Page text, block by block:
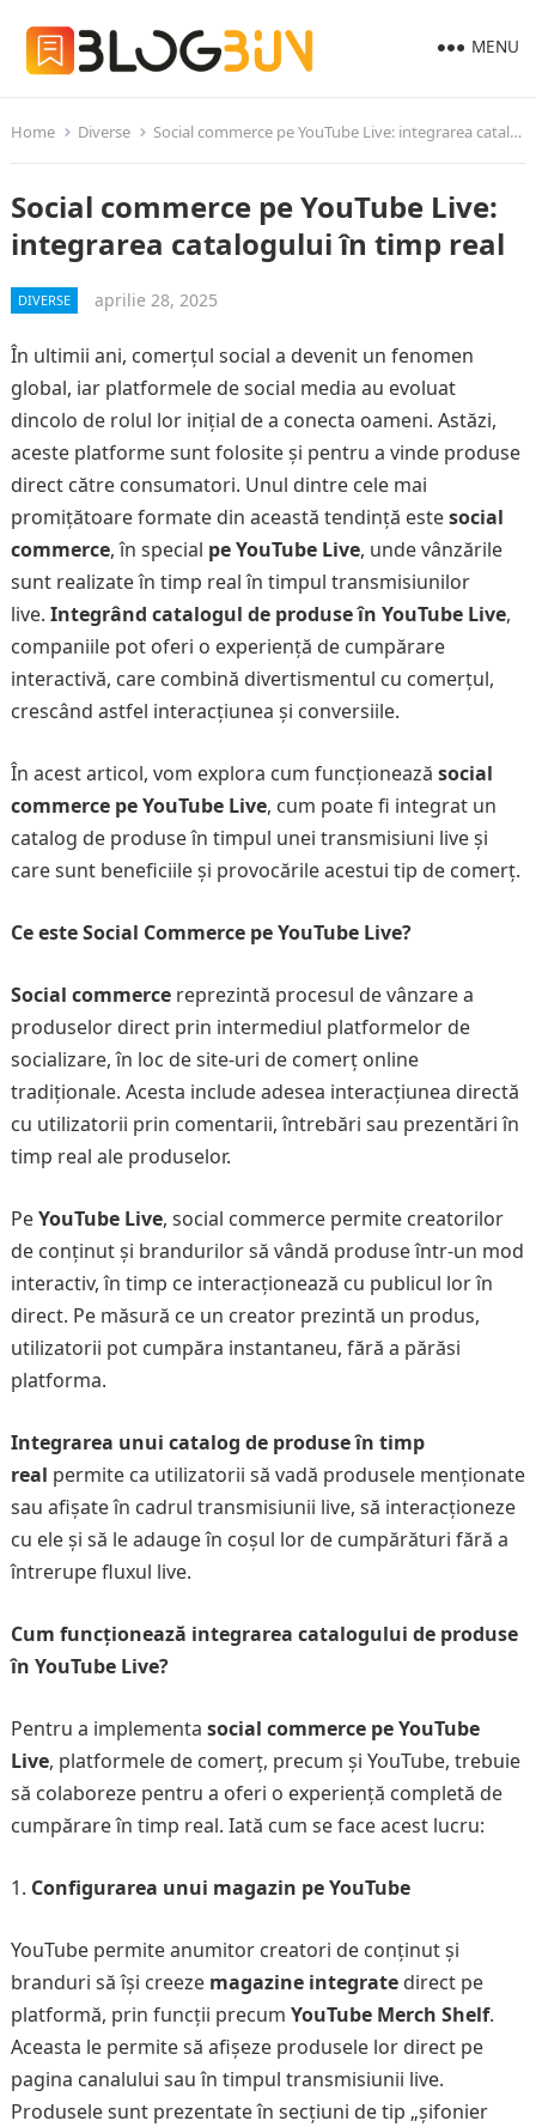
MENU
Home Diverse Social commerce pe YouTube Live: integrarea catalogului în timp real
Social commerce pe YouTube Live:
integrarea catalogului în timp real
DIVERSE aprilie 28, 2025
În ultimii ani, comerțul social a devenit un fenomen
global, iar platformele de social media au evoluat
dincolo de rolul lor inițial de a conecta oameni. Astăzi,
aceste platforme sunt folosite și pentru a vinde produse
direct către consumatori. Unul dintre cele mai
promițătoare formate din această tendință estesocial
commerce, în special pe YouTube Live, unde vânzările
sunt realizate în timp real în timpul transmisiunilor
live. Integrând catalogul de produse în YouTube Live,
companiile pot oferi o experiență de cumpărare
interactivă, care combină divertismentul cu comerțul,
crescând astfel interacțiunea și conversiile.
În acest articol, vom explora cum funcționează social
commerce pe YouTube Live, cum poate fi integrat un
catalog de produse în timpul unei transmisiuni live și
care sunt beneficiile și provocările acestui tip de comerț.
Ce este Social Commerce pe YouTube Live?
Social commercereprezintă procesul de vânzare a
produselor direct prin intermediul platformelor de
socializare, în loc de site-uri de comerț online
tradiționale. Acesta include adesea interacțiunea directă
cu utilizatorii prin comentarii, întrebări sau prezentări în
timp real ale produselor.
PeYouTube Live, social commerce permite creatorilor
de conținut și brandurilor să vândă produse într-un mod
interactiv, în timp ce interacționează cu publicul lor în
direct. Pe măsură ce un creator prezintă un produs,
utilizatorii pot cumpăra instantaneu, fără a părăsi
platforma.
Integrarea unui catalog de produse în timp
real permite ca utilizatorii să vadă produsele menționate
sau afișate în cadrul transmisiunii live, să interacționeze
cu ele și să le adauge în coșul lor de cumpărături fără a
întrerupe fluxul live.
Cum funcționează integrarea catalogului de produse
în YouTube Live?
Pentru a implementa social commerce pe YouTube
Live, platformele de comerț, precum și YouTube, trebuie
să colaboreze pentru a oferi o experiență completă de
cumpărare în timp real. Iată cum se face acest lucru:
Configurarea unui magazin pe YouTube
YouTube permite anumitor creatori de conținut și
branduri să își creeze magazine integratedirect pe
platformă, prin funcții precum YouTube Merch Shelf.
Aceasta le permite să afișeze produsele lor direct pe
pagina canalului sau în timpul transmisiunii live.
Produsele sunt prezentate în secțiuni de tip „șifonier